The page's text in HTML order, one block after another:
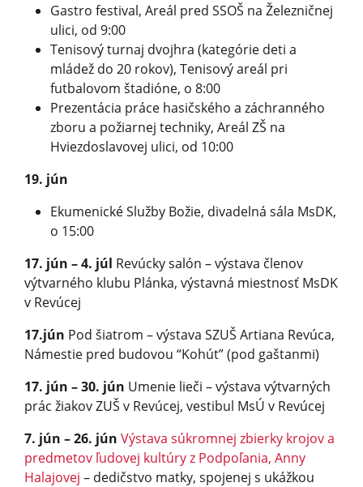
Gastro festival, Areál pred SSOŠ na Železničnej
ulici, od 9:00
Tenisový turnaj dvojhra (kategórie deti a
mládež do 20 rokov), Tenisový areál pri
futbalovom štadióne, o 8:00
Prezentácia práce hasičského a záchranného
zboru a požiarnej techniky, Areál ZŠ na
Hviezdoslavovej ulici, od 10:00
19. jún
Ekumenické Služby Božie, divadelná sála MsDK,
o 15:00
17. jún – 4. júl Revúcky salón – výstava členov
výtvarného klubu Plánka, výstavná miestnosť MsDK
v Revúcej
17.jún Pod šiatrom – výstava SZUŠ Artiana Revúca,
Námestie pred budovou “Kohút” (pod gaštanmi)
17. jún – 30. jún Umenie lieči – výstava výtvarných
prác žiakov ZUŠ v Revúcej, vestibul MsÚ v Revúcej
7. jún – 26. jún Výstava súkromnej zbierky krojov a
predmetov ľudovej kultúry z Podpoľania, Anny
Halajovej – dedičstvo matky, spojenej s ukážkou